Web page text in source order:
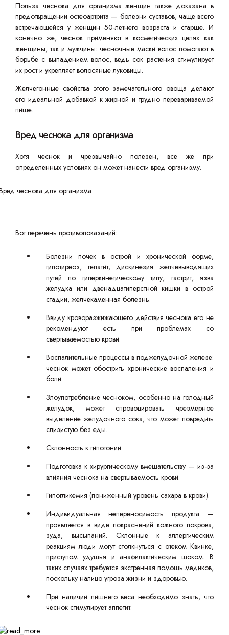
Польза чеснока для организма женщин также доказана в
предотвращении остеоартрита — болезни суставов, чаще всего
встречающейся у женщин 50-летнего возраста и старше. И
конечно же, чеснок применяют в косметических целях как
женщины, так и мужчины: чесночные маски волос помогают в
борьбе с выпадением волос, ведь сок растения стимулирует
их рост и укрепляет волосяные луковицы.
Желчегонные свойства этого замечательного овоща делают
его идеальной добавкой к жирной и трудно перевариваемой
пище.
Вред чеснока для организма
Хотя чеснок и чрезвычайно полезен, все же при
определенных условиях он может нанести вред организму.
Вот перечень противопоказаний:
Болезни почек в острой и хронической форме,
гипотиреоз, гепатит, дискинезия желчевыводящих
путей по гиперкинетическому типу, гастрит, язва
желудка или двенадцатиперстной кишки в острой
стадии, желчекаменная болезнь.
Ввиду кроворазжижающего действия чеснока его не
рекомендуют есть при проблемах со
свертываемостью крови.
Воспалительные процессы в поджелудочной железе:
чеснок может обострить хронические воспаления и
боли.
Злоупотребление чесноком, особенно на голодный
желудок, может спровоцировать чрезмерное
выделение желудочного сока, что может повредить
слизистую без еды.
Склонность к гипотонии.
Подготовка к хирургическому вмешательству — из-за
влияния чеснока на свертываемость крови.
Гипогликемия (пониженный уровень сахара в крови).
Индивидуальная непереносимость продукта —
проявляется в виде покраснений кожного покрова,
зуда, высыпаний. Склонные к аллергическим
реакциям люди могут столкнуться с отеком Квинке,
приступом удушья и анафилактическим шоком. В
таких случаях требуется экстренная помощь медиков,
поскольку налицо угроза жизни и здоровью.
При наличии лишнего веса необходимо знать, что
чеснок стимулирует аппетит.